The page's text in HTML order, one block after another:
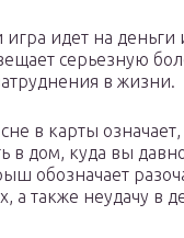
игра идет на
серьезную
в жизни.
в карты означает,
в дом, куда вы
обозначает
а также неудачу в